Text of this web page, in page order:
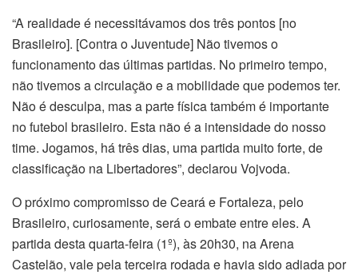
“A realidade é necessitávamos dos três pontos [no
Brasileiro]. [Contra o Juventude] Não tivemos o
funcionamento das últimas partidas. No primeiro tempo,
não tivemos a circulação e a mobilidade que podemos ter.
Não é desculpa, mas a parte física também é importante
no futebol brasileiro. Esta não é a intensidade do nosso
time. Jogamos, há três dias, uma partida muito forte, de
classificação na Libertadores”, declarou Vojvoda.
O próximo compromisso de Ceará e Fortaleza, pelo
Brasileiro, curiosamente, será o embate entre eles. A
partida desta quarta-feira (1º), às 20h30, na Arena
Castelão, vale pela terceira rodada e havia sido adiada por